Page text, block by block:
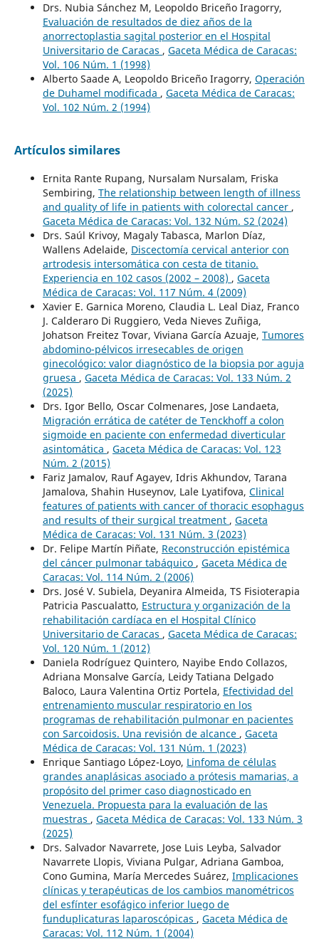
Drs. Nubia Sánchez M, Leopoldo Briceño Iragorry,
Evaluación de resultados de diez años de la
anorrectoplastia sagital posterior en el Hospital
Universitario de Caracas , Gaceta Médica de Caracas:
Vol. 106 Núm. 1 (1998)
Alberto Saade A, Leopoldo Briceño Iragorry, Operación
de Duhamel modificada , Gaceta Médica de Caracas:
Vol. 102 Núm. 2 (1994)
Artículos similares
Ernita Rante Rupang, Nursalam Nursalam, Friska
Sembiring, The relationship between length of illness
and quality of life in patients with colorectal cancer ,
Gaceta Médica de Caracas: Vol. 132 Núm. S2 (2024)
Drs. Saúl Krivoy, Magaly Tabasca, Marlon Díaz,
Wallens Adelaide, Discectomía cervical anterior con
artrodesis intersomática con cesta de titanio.
Experiencia en 102 casos (2002 – 2008) , Gaceta
Médica de Caracas: Vol. 117 Núm. 4 (2009)
Xavier E. Garnica Moreno, Claudia L. Leal Diaz, Franco
J. Calderaro Di Ruggiero, Veda Nieves Zuñiga,
Johatson Freitez Tovar, Viviana García Azuaje, Tumores
abdomino-pélvicos irresecables de origen
ginecológico: valor diagnóstico de la biopsia por aguja
gruesa , Gaceta Médica de Caracas: Vol. 133 Núm. 2
(2025)
Drs. Igor Bello, Oscar Colmenares, Jose Landaeta,
Migración errática de catéter de Tenckhoff a colon
sigmoide en paciente con enfermedad diverticular
asintomática , Gaceta Médica de Caracas: Vol. 123
Núm. 2 (2015)
Fariz Jamalov, Rauf Agayev, Idris Akhundov, Tarana
Jamalova, Shahin Huseynov, Lale Lyatifova, Clinical
features of patients with cancer of thoracic esophagus
and results of their surgical treatment , Gaceta
Médica de Caracas: Vol. 131 Núm. 3 (2023)
Dr. Felipe Martín Piñate, Reconstrucción epistémica
del cáncer pulmonar tabáquico , Gaceta Médica de
Caracas: Vol. 114 Núm. 2 (2006)
Drs. José V. Subiela, Deyanira Almeida, TS Fisioterapia
Patricia Pascualatto, Estructura y organización de la
rehabilitación cardíaca en el Hospital Clínico
Universitario de Caracas , Gaceta Médica de Caracas:
Vol. 120 Núm. 1 (2012)
Daniela Rodríguez Quintero, Nayibe Endo Collazos,
Adriana Monsalve García, Leidy Tatiana Delgado
Baloco, Laura Valentina Ortiz Portela, Efectividad del
entrenamiento muscular respiratorio en los
programas de rehabilitación pulmonar en pacientes
con Sarcoidosis. Una revisión de alcance , Gaceta
Médica de Caracas: Vol. 131 Núm. 1 (2023)
Enrique Santiago López-Loyo, Linfoma de células
grandes anaplásicas asociado a prótesis mamarias, a
propósito del primer caso diagnosticado en
Venezuela. Propuesta para la evaluación de las
muestras , Gaceta Médica de Caracas: Vol. 133 Núm. 3
(2025)
Drs. Salvador Navarrete, Jose Luis Leyba, Salvador
Navarrete Llopis, Viviana Pulgar, Adriana Gamboa,
Cono Gumina, María Mercedes Suárez, Implicaciones
clínicas y terapéuticas de los cambios manométricos
del esfínter esofágico inferior luego de
funduplicaturas laparoscópicas , Gaceta Médica de
Caracas: Vol. 112 Núm. 1 (2004)